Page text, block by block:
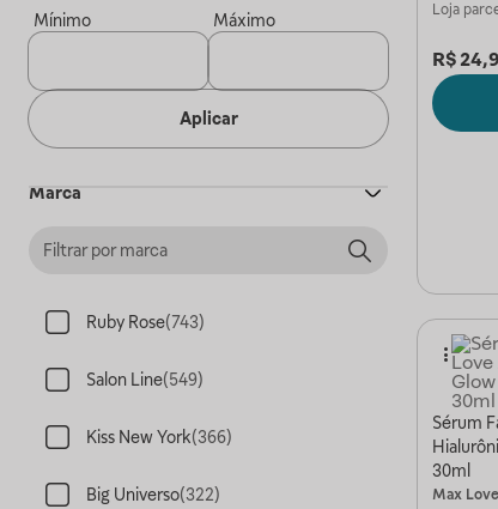
Mínimo Máximo
Aplicar
Marca
Ruby Rose(743)
Salon Line(549)
Kiss New York(366)
Big Universo(322)
Loja
R$
Sérum
30ml
Max Love